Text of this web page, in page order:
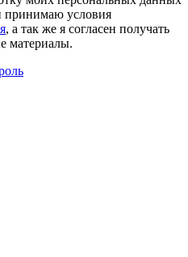
принимаю условия
, а так же я согласен получать
материалы.